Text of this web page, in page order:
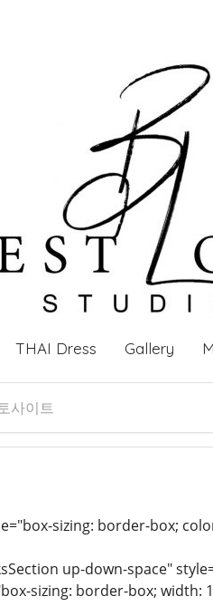
THAI Dress Gallery
사이트
sizing: border-box;
up-down-space"
sizing: border-box;